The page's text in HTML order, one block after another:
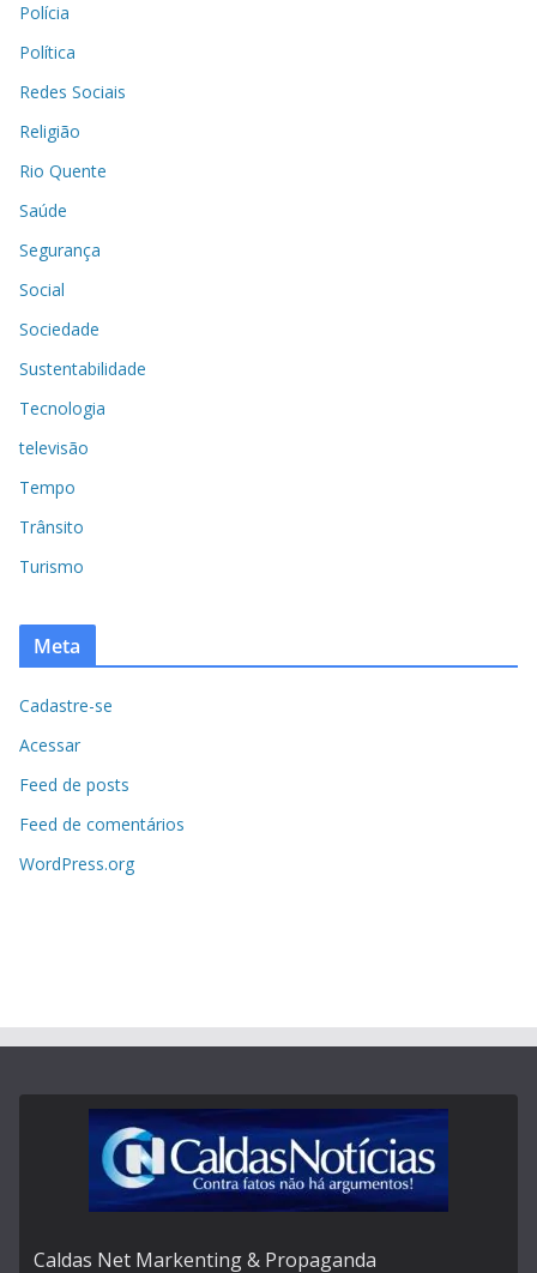
Polícia
Política
Redes Sociais
Religião
Rio Quente
Saúde
Segurança
Social
Sociedade
Sustentabilidade
Tecnologia
televisão
Tempo
Trânsito
Turismo
Meta
Cadastre-se
Acessar
Feed de posts
Feed de comentários
WordPress.org
Caldas Net Markenting & Propaganda